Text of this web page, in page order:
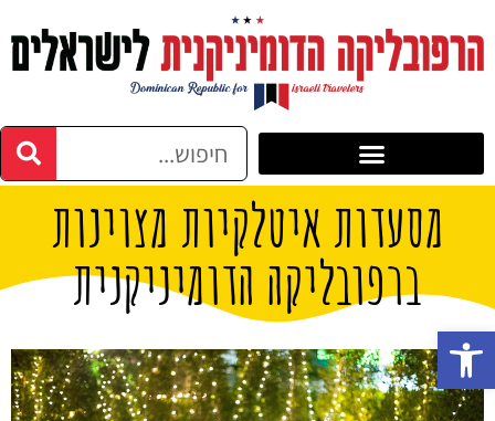
מסעדות איטלקיות מצוינות
ברפובליקה הדומיניקנית
פתח סרגל נגישות